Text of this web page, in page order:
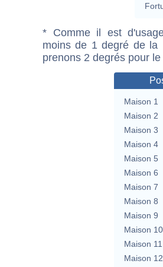
* Comme il est
moins de 1 degré de la
prenons 2 degrés pour
Maison 1
Maison 2
Maison 3
Maison 4
Maison 5
Maison 6
Maison 7
Maison 8
Maison 9
Maison 10
Maison 11
Maison 12